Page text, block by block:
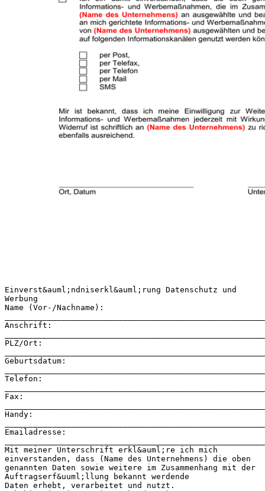
Einverst&auml;ndniserkl&auml;rung Datenschutz und
Werbung
Name (Vor-/Nachname):
Anschrift:
PLZ/Ort:
Geburtsdatum:
Telefon:
Fax:
Handy:
Emailadresse:
Mit meiner Unterschrift erkl&auml;re ich mich
einverstanden, dass (Name des Unternehmens) die oben
genannten Daten sowie weitere im Zusammenhang mit der
Auftragserf&uuml;llung bekannt werdende
Daten erhebt, verarbeitet und nutzt.